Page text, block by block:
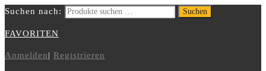
Suchen nach: Suchen
FAVORITEN
Anmelden| Registrieren